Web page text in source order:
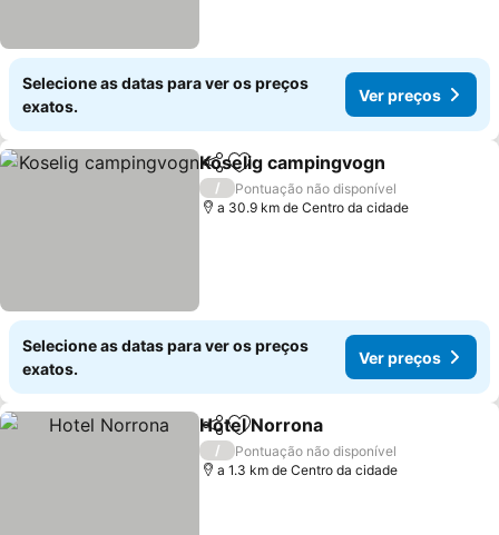
Selecione as datas para ver os preços
exatos.
Ver preços
PartilharAdicionar aos favoritos
Koselig campingvogn
/
Pontuação não disponível
a 30.9 km de Centro da cidade
Selecione as datas para ver os preços
exatos.
Ver preços
PartilharAdicionar aos favoritos
Hotel Norrona
/
Pontuação não disponível
a 1.3 km de Centro da cidade